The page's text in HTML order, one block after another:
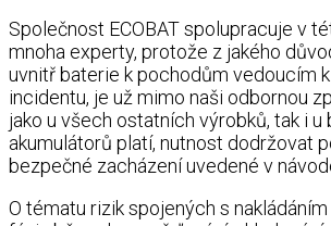
Společnost ECOBAT spolupracuje v
mnoha experty, protože z jakého
uvnitř baterie k pochodům vedoucím
incidentu, je už mimo naši odbornou
jako u všech ostatních výrobků, tak i u
akumulátorů platí, nutnost dodržovat
bezpečné zacházení uvedené v
O tématu rizik spojených s